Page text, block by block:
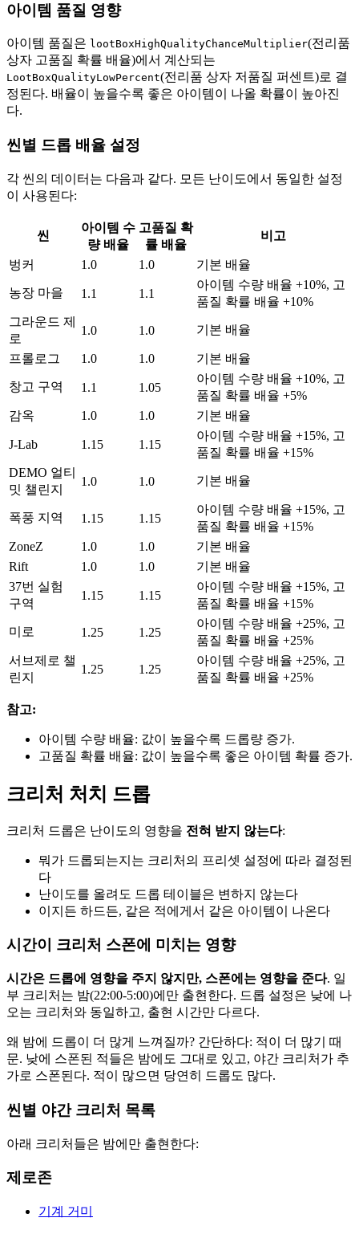
아이템 품질 영향
아이템 품질은 lootBoxHighQualityChanceMultiplier(전리품
상자 고품질 확률 배율)에서 계산되는
LootBoxQualityLowPercent(전리품 상자 저품질 퍼센트)로 결
정된다. 배율이 높을수록 좋은 아이템이 나올 확률이 높아진
다.
씬별 드롭 배율 설정
각 씬의 데이터는 다음과 같다. 모든 난이도에서 동일한 설정
이 사용된다:
씬
아이템 수
량 배율
고품질 확
률 배율
비고
벙커 1.0 1.0 기본 배율
농장 마을 1.1 1.1
아이템 수량 배율 +10%, 고
품질 확률 배율 +10%
그라운드 제
로
1.0 1.0 기본 배율
프롤로그 1.0 1.0 기본 배율
창고 구역 1.1 1.05
아이템 수량 배율 +10%, 고
품질 확률 배율 +5%
감옥
1.0 1.0 기본 배율
J-Lab 1.15 1.15
아이템 수량 배율 +15%, 고
품질 확률 배율 +15%
DEMO 얼티
밋 챌린지
1.0 1.0 기본 배율
폭풍 지역 1.15 1.15
아이템 수량 배율 +15%, 고
품질 확률 배율 +15%
ZoneZ
1.0 1.0
기본 배율
Rift
1.0 1.0
기본 배율
37번 실험
구역
1.15 1.15
아이템 수량 배율 +15%, 고
품질 확률 배율 +15%
미로 1.25 1.25
아이템 수량 배율 +25%, 고
품질 확률 배율 +25%
서브제로 챌
린지
1.25 1.25
아이템 수량 배율 +25%, 고
품질 확률 배율 +25%
참고:
아이템 수량 배율: 값이 높을수록 드롭량 증가.
고품질 확률 배율: 값이 높을수록 좋은 아이템 확률 증가.
크리처 처치 드롭
크리처 드롭은 난이도의 영향을 전혀 받지 않는다:
뭐가 드롭되는지는 크리처의 프리셋 설정에 따라 결정된
다
난이도를 올려도 드롭 테이블은 변하지 않는다
이지든 하드든, 같은 적에게서 같은 아이템이 나온다
시간이 크리처 스폰에 미치는 영향
시간은 드롭에 영향을 주지 않지만, 스폰에는 영향을 준다. 일
부 크리처는 밤(22:00-5:00)에만 출현한다. 드롭 설정은 낮에 나
오는 크리처와 동일하고, 출현 시간만 다르다.
왜 밤에 드롭이 더 많게 느껴질까? 간단하다: 적이 더 많기 때
문. 낮에 스폰된 적들은 밤에도 그대로 있고, 야간 크리처가 추
가로 스폰된다. 적이 많으면 당연히 드롭도 많다.
씬별 야간 크리처 목록
아래 크리처들은 밤에만 출현한다:
제로존
기계 거미